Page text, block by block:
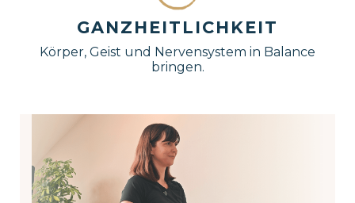
GANZHEITLICHKEIT
Körper, Geist und Nervensystem in Balance
bringen.